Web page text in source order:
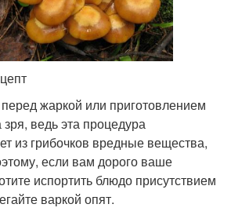
жаркой или приготовлением
ведь эта процедура
из грибочков вредные вещества,
если вам дорого ваше
испортить блюдо присутствием
варкой опят.